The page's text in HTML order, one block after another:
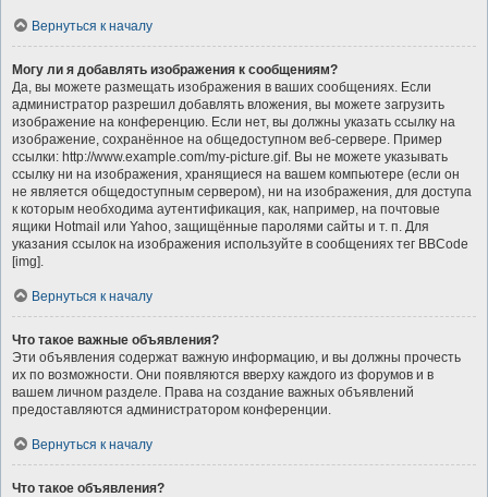
Вернуться к началу
Могу ли я добавлять изображения к сообщениям?
Да, вы можете размещать изображения в ваших сообщениях. Если
администратор разрешил добавлять вложения, вы можете загрузить
изображение на конференцию. Если нет, вы должны указать ссылку на
изображение, сохранённое на общедоступном веб-сервере. Пример
ссылки: http://www.example.com/my-picture.gif. Вы не можете указывать
ссылку ни на изображения, хранящиеся на вашем компьютере (если он
не является общедоступным сервером), ни на изображения, для доступа
к которым необходима аутентификация, как, например, на почтовые
ящики Hotmail или Yahoo, защищённые паролями сайты и т. п. Для
указания ссылок на изображения используйте в сообщениях тег BBCode
[img].
Вернуться к началу
Что такое важные объявления?
Эти объявления содержат важную информацию, и вы должны прочесть
их по возможности. Они появляются вверху каждого из форумов и в
вашем личном разделе. Права на создание важных объявлений
предоставляются администратором конференции.
Вернуться к началу
Что такое объявления?